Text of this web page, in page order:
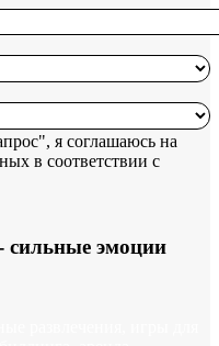
я соглашаюсь на
в соответствии с
сильные эмоции